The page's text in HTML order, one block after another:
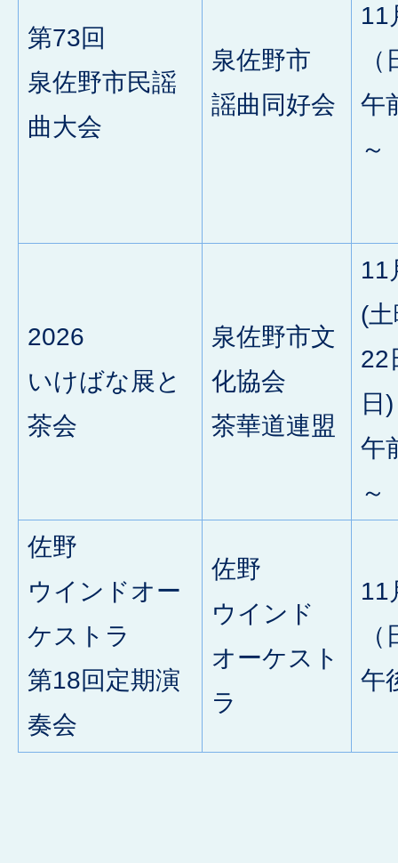
第73回
泉佐野市民謡
曲大会
泉佐野市
謡曲同好会
11
午
～
2026
いけばな展と
茶会
泉佐野市文
化協会
茶華道連盟
11
(
22
日)
午
～
佐野
ウインドオー
ケストラ
第18回定期演
奏会
佐野
ウインド
オーケスト
ラ
11
午